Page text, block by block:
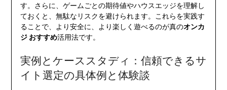
す。さらに、ゲームごとの期待値やハウスエッジを理解し
ておくと、無駄なリスクを避けられます。これらを実践す
ることで、より安全に、より楽しく遊べるのが真のオンカ
ジ おすすめ活用法です。
実例とケーススタディ：信頼できるサ
イト選定の具体例と体験談